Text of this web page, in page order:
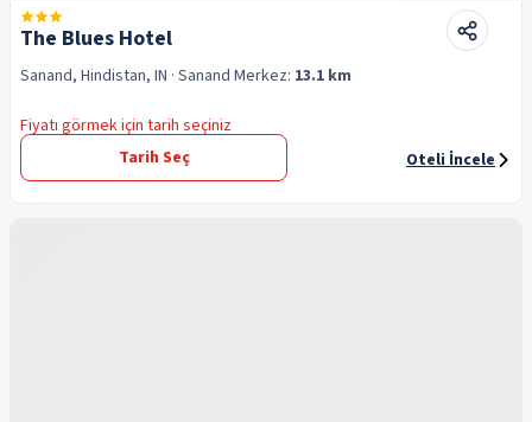
The Blues Hotel
Sanand, Hindistan, IN · Sanand Merkez: 13.1 km
Fiyatı görmek için tarih seçiniz
Tarih Seç
Oteli İncele